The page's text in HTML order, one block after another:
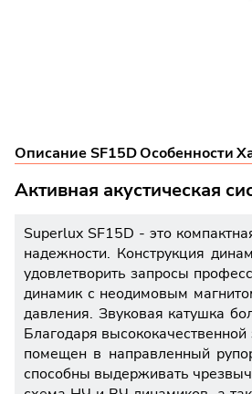
Описание SF15DОсобенности
Активная акустическая
Superlux SF15D - это
надежности. Конструкция
удовлетворить запросы
динамик с неодимовым
давления. Звуковая катушка
Благодаря
помещен в направленный
способны выдерживать